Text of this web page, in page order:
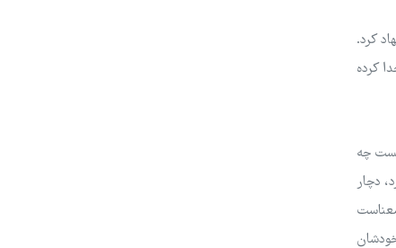
کرد.
کرده
چه
دچار